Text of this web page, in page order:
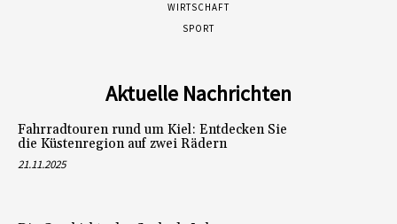
WIRTSCHAFT
SPORT
Aktuelle Nachrichten
Fahrradtouren rund um Kiel: Entdecken Sie
die Küstenregion auf zwei Rädern
21.11.2025